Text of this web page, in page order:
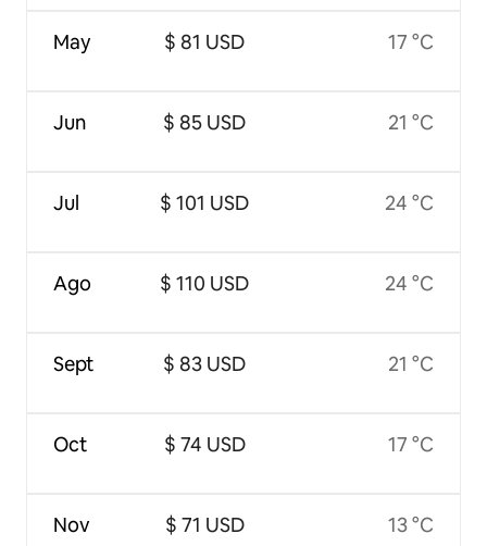
May
Jun
Jul
Ago
Sept
Oct
Nov
$ 81 USD
$ 85 USD
$ 101 USD
$ 110 USD
$ 83 USD
$ 74 USD
$ 71 USD
17 °C
21 °C
24 °C
24 °C
21 °C
17 °C
13 °C